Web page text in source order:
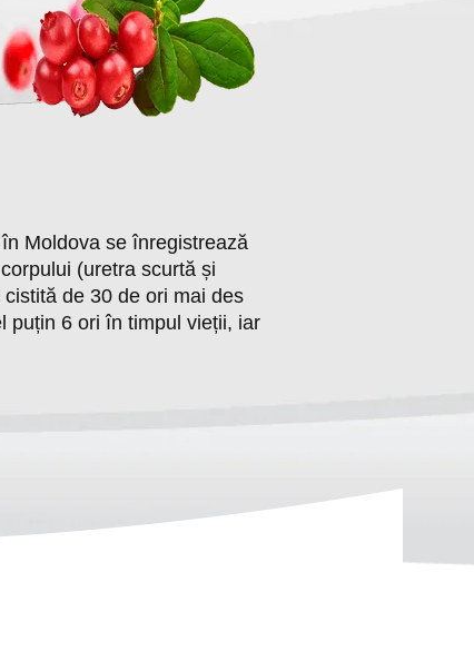
Moldova se înregistrează
(uretra scurtă și
de 30 de ori mai des
puțin 6 ori în timpul vieții, iar